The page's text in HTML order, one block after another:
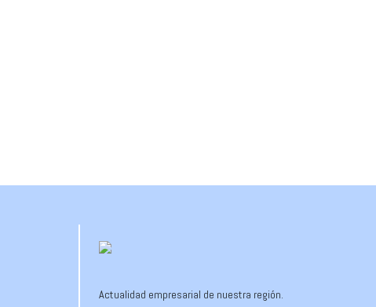
Actualidad empresarial de nuestra región.